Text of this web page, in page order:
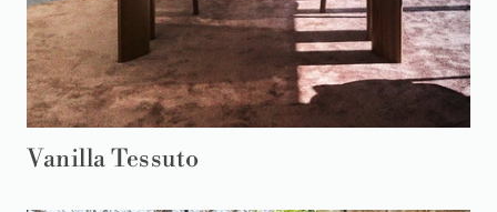
Vanilla Tessuto